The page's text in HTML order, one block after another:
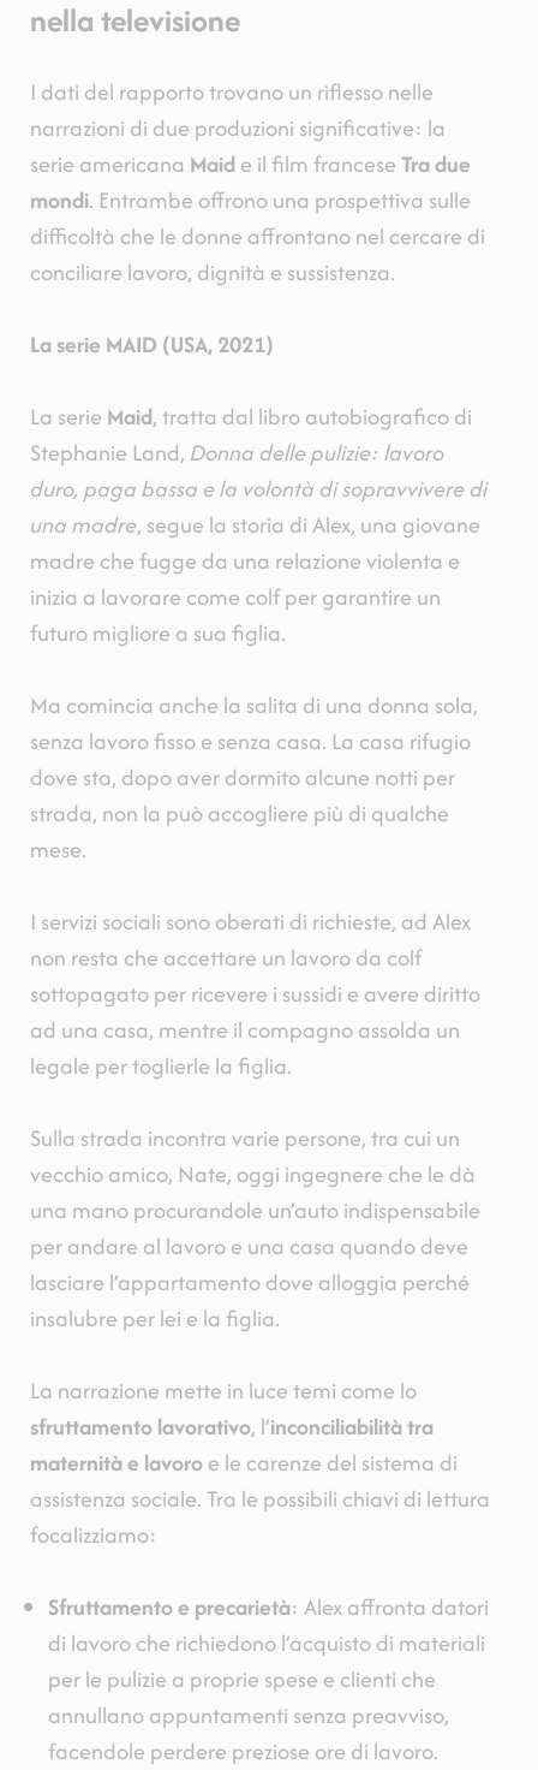
nella televisione
I dati del rapporto trovano un riflesso nelle
narrazioni di due produzioni significative: la
serie americana Maide il film franceseTra due
mondi. Entrambe offrono una prospettiva sulle
difficoltà che le donne affrontano nel cercare di
conciliare lavoro, dignità e sussistenza.
La serie MAID (USA, 2021)
La serie Maid, tratta dal libro autobiografico di
Stephanie Land, Donna delle pulizie: lavoro
duro, paga bassa e la volontà di sopravvivere di
una madre, segue la storia di Alex, una giovane
madre che fugge da una relazione violenta e
inizia a lavorare come colf per garantire un
futuro migliore a sua figlia.
Ma comincia anche la salita di una donna sola,
senza lavoro fisso e senza casa. La casa rifugio
dove sta, dopo aver dormito alcune notti per
strada, non la può accogliere più di qualche
mese.
I servizi sociali sono oberati di richieste, ad Alex
non resta che accettare un lavoro da colf
sottopagato per ricevere i sussidi e avere diritto
ad una casa, mentre il compagno assolda un
legale per toglierle la figlia.
Sulla strada incontra varie persone, tra cui un
vecchio amico, Nate, oggi ingegnere che le dà
una mano procurandole un’auto indispensabile
per andare al lavoro e una casa quando deve
lasciare l’appartamento dove alloggia perché
insalubre per lei e la figlia.
La narrazione mette in luce temi come lo
sfruttamento lavorativo, l’inconciliabilità tra
maternità e lavoroe le carenze del sistema di
assistenza sociale. Tra le possibili chiavi di lettura
focalizziamo:
Sfruttamento e precarietà: Alex affronta datori
di lavoro che richiedono l’acquisto di materiali
per le pulizie a proprie spese e clienti che
annullano appuntamenti senza preavviso,
facendole perdere preziose ore di lavoro.